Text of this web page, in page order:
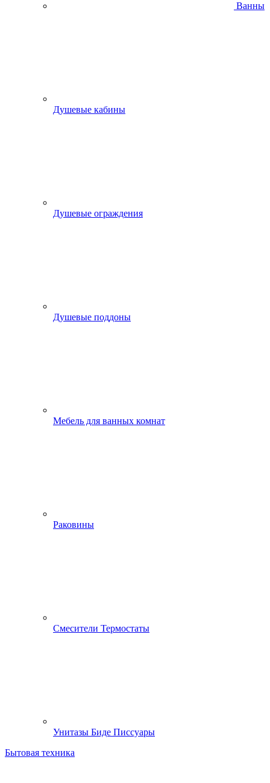
Ванны
Душевые кабины
Душевые ограждения
Душевые поддоны
Мебель для ванных комнат
Раковины
Смесители Термостаты
Унитазы Биде Писсуары
Бытовая техника